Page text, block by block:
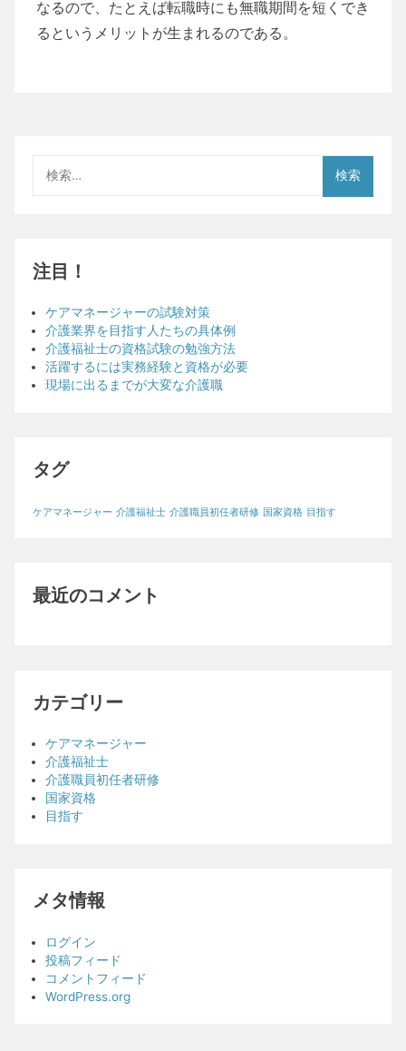
なるので、たとえば転職時にも無職期間を短くでき
るというメリットが生まれるのである。
索:
注目！
ケアマネージャーの試験対策
介護業界を目指す人たちの具体例
介護福祉士の資格試験の勉強方法
活躍するには実務経験と資格が必要
現場に出るまでが大変な介護職
タグ
ケアマネージャー 介護福祉士 介護職員初任者研修 国家資格 目指す
最近のコメント
カテゴリー
ケアマネージャー
介護福祉士
介護職員初任者研修
国家資格
目指す
メタ情報
ログイン
投稿フィード
コメントフィード
WordPress.org